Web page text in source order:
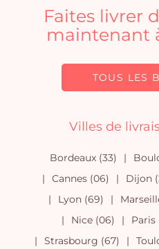
Faites livrer
maintenant
TOUS LES
Villes de
Bordeaux (33)
Cannes (06)
Dijon
Lyon (69)
Nice (06)
Paris
Strasbourg (67)